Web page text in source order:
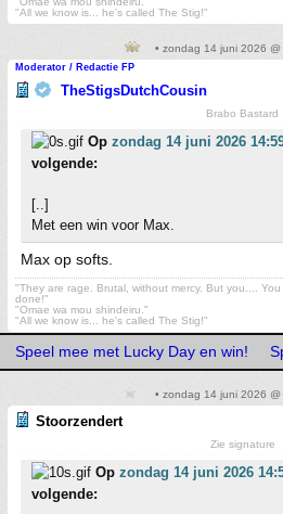
"All we know is... he's called The Stig!"
• zondag 14 juni 2026
Moderator / Redactie FP
TheStigsDutchCousin
Brabo Bastard
Op zondag 14 juni 2026
volgende:
[..]
Met een win voor Max.
Max op softs.
"They are rage. Brutal, without mercy. But you....
done!"
"Omae wa mou shindeiru."
"All we know is... he's called The Stig!"
Speel mee met Lucky Day en win!
• zondag 14 juni 2026 @
Stoorzendert
Zie signature
Op zondag 14 juni 2026
volgende: